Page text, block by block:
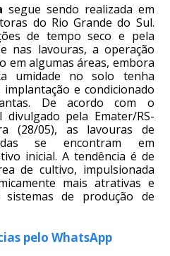
segue sendo realizada em
do Rio Grande do Sul.
de tempo seco e pela
nas lavouras, a operação
em algumas áreas, embora
umidade no solo tenha
e condicionado
De acordo com o
pela Emater/RS-
(28/05), as lavouras de
se encontram em
inicial. A tendência é de
de cultivo, impulsionada
mais atrativas e
sistemas de produção de
pelo WhatsApp